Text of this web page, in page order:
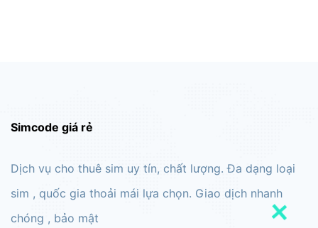
Simcode giá rẻ
Dịch vụ cho thuê sim uy tín, chất lượng. Đa dạng loại
sim , quốc gia thoải mái lựa chọn. Giao dịch nhanh
chóng , bảo mật